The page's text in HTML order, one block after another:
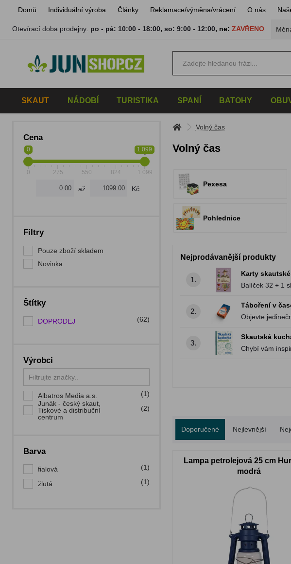
Domů Individuální výroba Články Reklamace/výměna/vrácení O nás
Otevírací doba prodejny: po - pá: 10:00 - 18:00,so: 9:00 - 12:00, ne: ZAVŘENO
SKAUT NÁDOBÍ TURISTIKA SPANÍ BATOHY
Cena
0 1 099
0 275 550 824 1 099
až Kč
Filtry
Pouze zboží skladem
Novinka
Štítky
DOPRODEJ (62)
Výrobci
Albatros Media a.s.
(1)
Junák - český skaut,
Tiskové a distribuční
centrum
(2)
Barva
fialová (1)
žlutá (1)
Volný čas
Volný čas
Pexesa
Pohlednice
Nejprodávanější produkty
1.
Karty
Balíček 32 + 1
2.
Táboření v
Objevte
3.
Skautská
Chybí vám
Doporučené Nejlevnější
Lampa petrolejová 25 cm
modrá